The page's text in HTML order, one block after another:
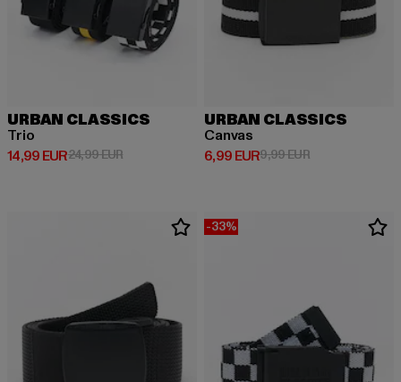
URBAN CLASSICS
Trio
14,99 EUR
Derzeitiger Preis: 14,99 EUR
24,99 EURAktionspreis: 24,99 EUR
URBAN CLASSICS
Canvas
6,99 EUR
Derzeitiger Preis: 6,99 EUR
9,99 EURAktionspreis:
-33%